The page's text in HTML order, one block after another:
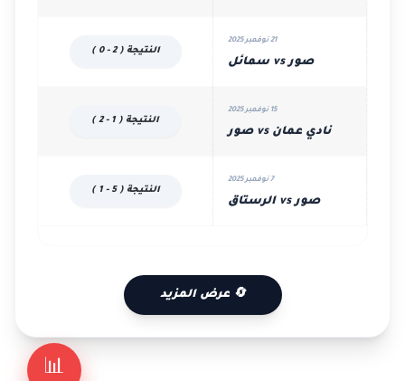
📊
21 نوفمبر 2025
صور vs سمائل
النتيجة ( 2 - 0 )
15 نوفمبر 2025
نادي عمان vs صور
النتيجة ( 1 - 2 )
7 نوفمبر 2025
صور vs الرستاق
النتيجة ( 5 - 1 )
🔄 عرض المزيد